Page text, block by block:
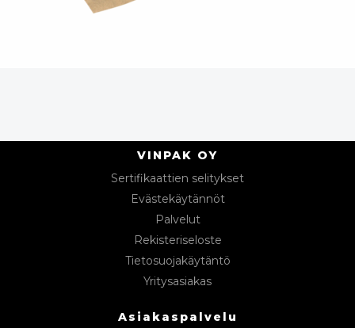
VINPAK OY
Sertifikaattien selitykset
Evästekäytännöt
Palvelut
Rekisteriseloste
Tietosuojakäytäntö
Yritysasiakas
Asiakaspalvelu